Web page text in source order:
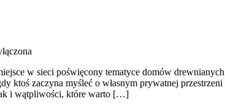
w sieci poświęcony tematyce domów
ktoś zaczyna myśleć o własnym prywatnej
i wątpliwości, które warto […]